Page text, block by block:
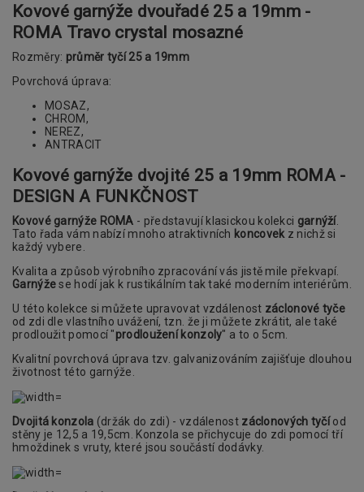
Kovové garnýže dvouřadé 25 a 19mm -
ROMA Travo crystal mosazné
Rozměry: průměr tyčí 25 a 19mm
Povrchová úprava:
MOSAZ,
CHROM,
NEREZ,
ANTRACIT
Kovové garnýže dvojité 25 a 19mm ROMA -
DESIGN A FUNKČNOST
Kovové garnýže ROMA - představují klasickou kolekci garnýží.
Tato řada vám nabízí mnoho atraktivních koncovek z nichž si
každý vybere.
Kvalita a způsob výrobního zpracování vás jistě mile překvapí.
Garnýžese hodí jak k rustikálním tak také moderním interiérům.
U této kolekce si můžete upravovat vzdálenost záclonové tyče
od zdi dle vlastního uvážení, tzn. že ji můžete zkrátit, ale také
prodloužit pomocí "prodloužení konzoly" a to o 5cm.
Kvalitní povrchová úprava tzv. galvanizováním zajišťuje dlouhou
životnost této garnýže.
Dvojitá konzola (držák do zdi) - vzdálenost záclonových tyčíod
stěny je 12,5 a 19,5cm. Konzola se přichycuje do zdi pomocí tří
hmoždinek s vruty, které jsou součástí dodávky.